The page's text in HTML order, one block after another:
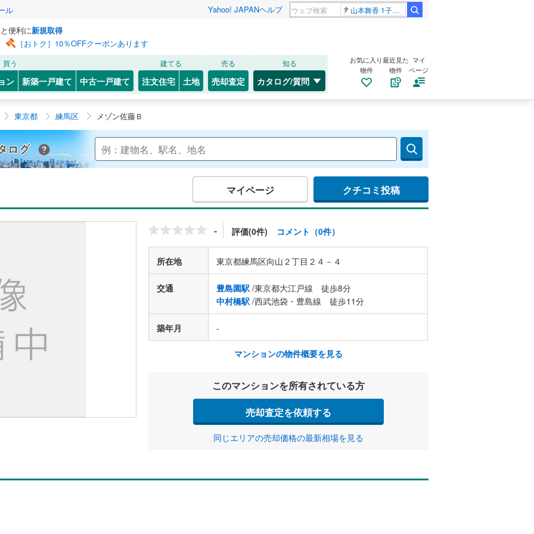
ル Yahoo! JAPANヘルプ 山本舞香 1子出産
便利に新規取得
［おトク］10％OFFクーポンあります
買う
ン 新築一戸建て 中古一戸建て
建てる
注文住宅 土地
売る
売却査定
知る
カタログ/質問
お気に入り
物件
最近見た
物件
マイ
ページ
東京都 練馬区 メゾン佐藤Ｂ
Yahoo!不動産 マンションカタログ
マイページ クチコミ投稿
- 評価(0件) コメント（0件）
所在地 東京都練馬区向山２丁目２４－４
交通 豊島園駅 /東京都大江戸線 徒歩8分
中村橋駅 /西武池袋・豊島線 徒歩11分
築年月 -
マンションの物件概要を見る
このマンションを所有されている方
売却査定を依頼する
同じエリアの売却価格の最新相場を見る